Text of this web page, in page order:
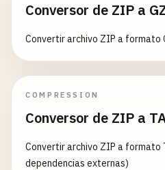
Conversor de ZIP a
Convertir archivo ZIP a formato
COMPRESSION
Conversor de ZIP a
Convertir archivo ZIP a formato
dependencias externas)